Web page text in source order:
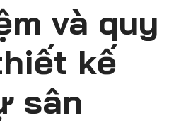
và quy
kế
sân